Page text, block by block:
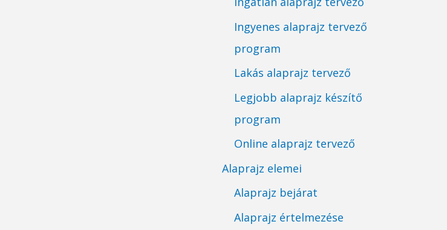
Ingyenes alaprajz tervező
program
Lakás alaprajz tervező
Legjobb alaprajz készítő
program
Online alaprajz tervező
Alaprajz elemei
Alaprajz bejárat
Alaprajz értelmezése